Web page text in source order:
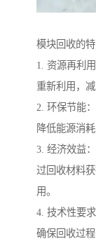
模块回收的
1. 资源再利
重新利用，
2. 环保节能
降低能源消
3. 经济效益
过回收材料
用。
4. 技术性要
确保回收过